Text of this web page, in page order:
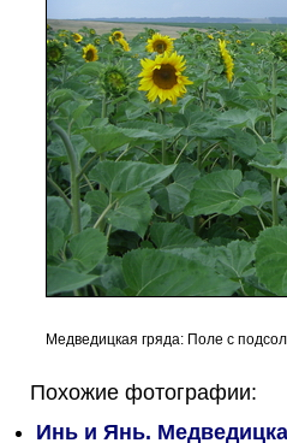
Медведицкая гряда: Поле с
Похожие фотографии:
Инь и Янь.